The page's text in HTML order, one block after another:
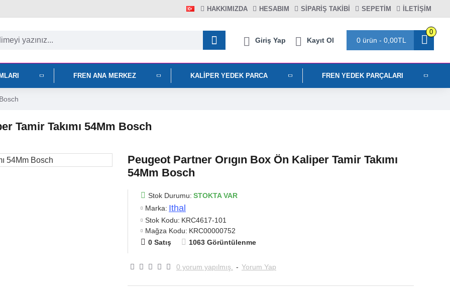
HAKKIMIZDA HESABIM SIPARIŞ TAKIBI SEPETIM İLETİŞİM
Giriş Yap Kayıt Ol 0 ürün - 0,00TL
0
FREN ANA MERKEZ KALIPER YEDEK PARCA FREN YEDEK PARÇALARI
Tamir Takımı 54Mm Bosch
Peugeot Partner Orıgın Box Ön Kaliper Tamir Takımı
54Mm Bosch
Stok Durumu: STOKTA VAR
Marka: Ithal
Stok Kodu: KRC4617-101
Mağza Kodu: KRC00000752
0 Satış
1063 Görüntülenme
0 yorum yapılmış. - Yorum Yap